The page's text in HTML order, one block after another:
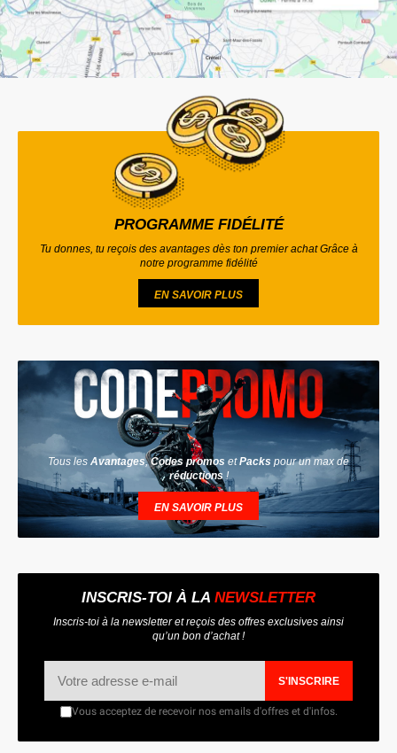
PROGRAMME FIDÉLITÉ
Tu donnes, tu reçois des avantages dès ton premier achat Grâce à
notre programme fidélité
EN SAVOIR PLUS
Tous les Avantages,Codes promos etPacks pour un max de
réductions !
EN SAVOIR PLUS
INSCRIS-TOI À LA NEWSLETTER
Inscris-toi à la newsletter et reçois des offres exclusives ainsi
qu’un bon d’achat !
S'INSCRIRE
Vous acceptez de recevoir nos emails d'offres et d'infos.